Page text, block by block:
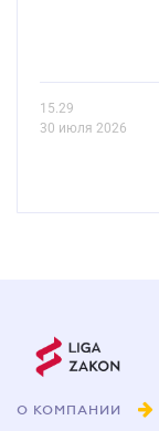
15.29
30 июля 2026
О КОМПАНИИ